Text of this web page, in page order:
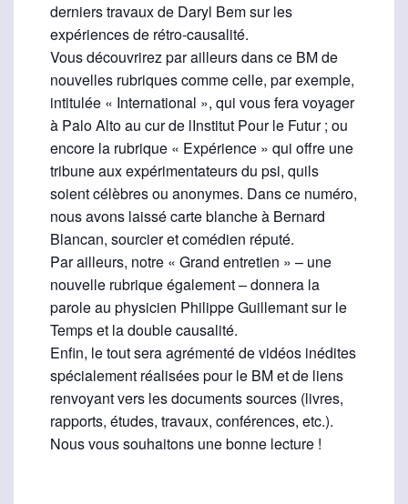
derniers travaux de Daryl Bem sur les
expériences de rétro-causalité.
Vous découvrirez par ailleurs dans ce BM de
nouvelles rubriques comme celle, par exemple,
intitulée « International », qui vous fera voyager
à Palo Alto au cur de lInstitut Pour le Futur ; ou
encore la rubrique « Expérience » qui offre une
tribune aux expérimentateurs du psi, quils
soient célèbres ou anonymes. Dans ce numéro,
nous avons laissé carte blanche à Bernard
Blancan, sourcier et comédien réputé.
Par ailleurs, notre « Grand entretien » – une
nouvelle rubrique également – donnera la
parole au physicien Philippe Guillemant sur le
Temps et la double causalité.
Enfin, le tout sera agrémenté de vidéos inédites
spécialement réalisées pour le BM et de liens
renvoyant vers les documents sources (livres,
rapports, études, travaux, conférences, etc.).
Nous vous souhaitons une bonne lecture !